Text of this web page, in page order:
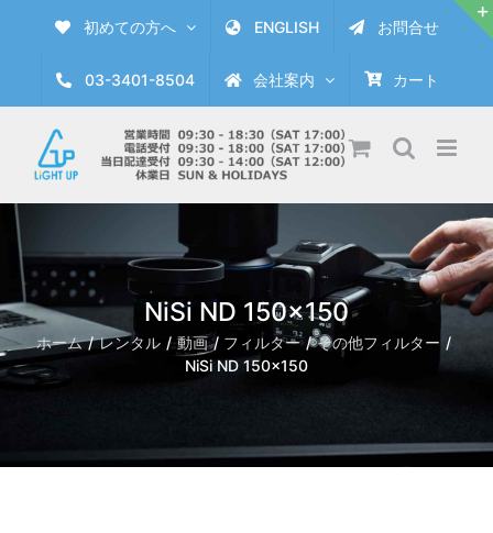
初めての方へ ENGLISH お問合せ
03-3401-8504 会社案内 カート
NiSi ND 150×150
ホーム レンタル 動画 フィルター
その他フィルター
NiSi ND 150×150